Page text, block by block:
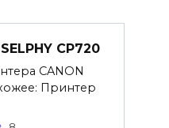
CP720
CANON
Принтер